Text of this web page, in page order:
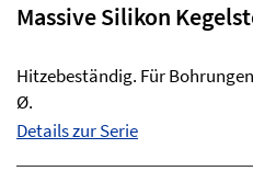
Massive Silikon
Hitzebeständig. Für
Ø.
Details zur Serie